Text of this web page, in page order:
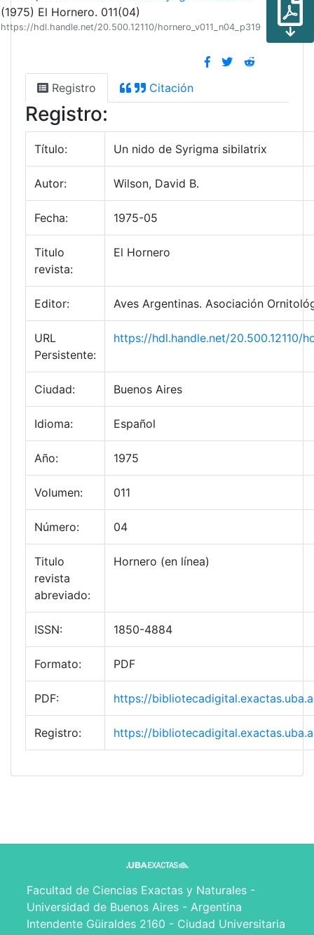
(1975) El Hornero. 011(04)
https://hdl.handle.net/20.500.12110/hornero_v011_n04_p319
Registro Citación
Registro:
Título: Un nido de Syrigma sibilatrix
Autor: Wilson, David B.
Fecha: 1975-05
Titulo
revista:
El Hornero
Editor: Aves Argentinas. Asociación
URL
Persistente:
https://hdl.handle.net/20.500.12110/
Ciudad: Buenos Aires
Idioma: Español
Año: 1975
Volumen: 011
Número: 04
Titulo
revista
abreviado:
Hornero (en línea)
ISSN: 1850-4884
Formato: PDF
PDF: https://
Registro: https://
Facultad de Ciencias Exactas y Naturales -
Universidad de Buenos Aires - Argentina
Intendente Güiraldes 2160 - Ciudad Universitaria